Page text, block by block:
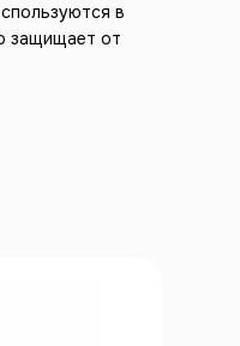
в
защищает от